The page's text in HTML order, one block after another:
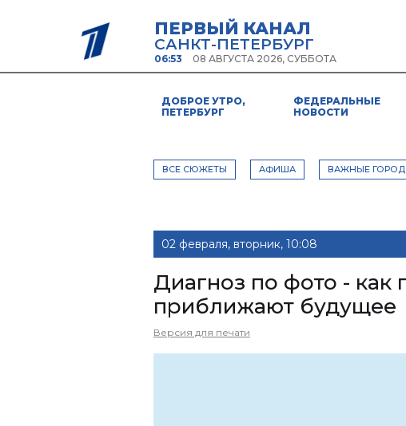
ПЕРВЫЙ КАНАЛ
САНКТ-ПЕТЕРБУРГ
06:53 08 АВГУСТА 2026, СУББОТА
ДОБРОЕ УТРО,
ПЕТЕРБУРГ
ФЕДЕРАЛЬНЫЕ
НОВОСТИ
ВСЕ СЮЖЕТЫ АФИША ВАЖНЫЕ
02 февраля, вторник, 10:08
Диагноз по фото - как
приближают будущее
Версия для печати